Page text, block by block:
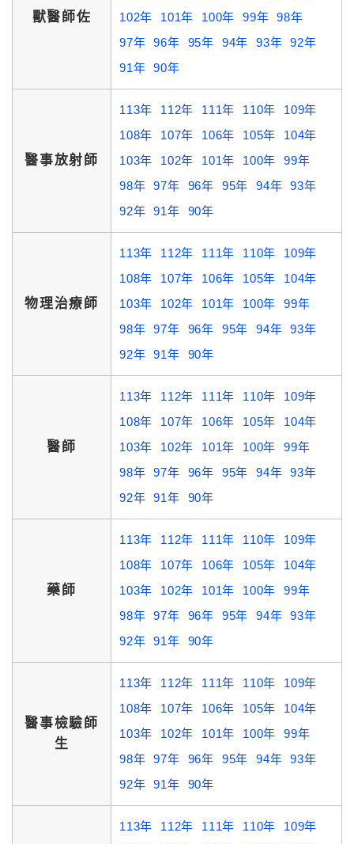
獸醫師佐
102年
101年 100年 99年
98年
97年
96年 95年 94年 93年
92年
91年
90年
醫事放射師
113年 112年 111年 110年
109年
108年
107年 106年 105年
104年
103年
102年 101年 100年
99年
98年
97年 96年 95年 94年
93年
92年
91年 90年
物理治療師
113年 112年 111年 110年
109年
108年
107年 106年 105年
104年
103年
102年 101年 100年
99年
98年
97年 96年 95年 94年
93年
92年
91年 90年
醫師
113年 112年 111年 110年
109年
108年
107年 106年 105年
104年
103年
102年 101年 100年
99年
98年
97年 96年 95年 94年
93年
92年
91年 90年
藥師
113年 112年 111年 110年
109年
108年
107年 106年 105年
104年
103年
102年 101年 100年
99年
98年
97年 96年 95年 94年
93年
92年
91年 90年
醫事檢驗師
生
113年 112年 111年 110年
109年
108年
107年 106年 105年
104年
103年
102年 101年 100年
99年
98年
97年 96年 95年 94年
93年
92年
91年 90年
113年 112年 111年 110年
109年